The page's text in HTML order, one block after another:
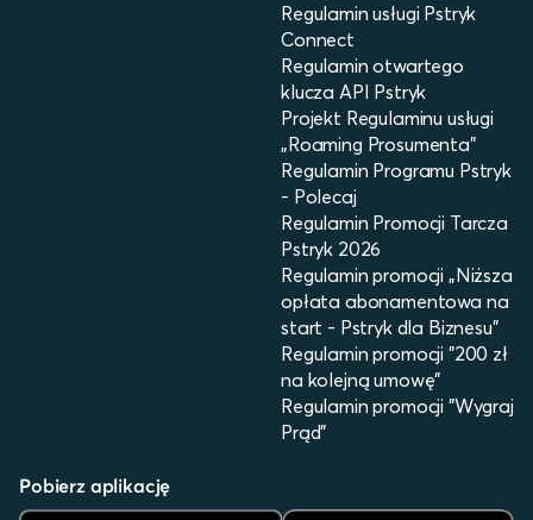
Regulamin usługi Pstryk
Connect
Regulamin otwartego
klucza API Pstryk
Projekt Regulaminu usługi
„Roaming Prosumenta”
Regulamin Programu Pstryk
- Polecaj
Regulamin Promocji Tarcza
Pstryk 2026
Regulamin promocji „Niższa
opłata abonamentowa na
start - Pstryk dla Biznesu”
Regulamin promocji "200 zł
na kolejną umowę"
Regulamin promocji "Wygraj
Prąd"
Pobierz aplikację